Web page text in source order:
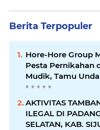
Berita Terpopuler
Hore-Hore Group
Pesta Pernikahan
Mudik, Tamu
dalam Suasana
AKTIVITAS
ILEGAL DI
SELATAN, KAB.